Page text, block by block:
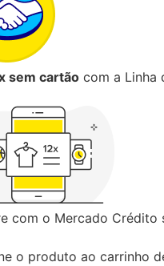
sem cartão com a Linha
com o Mercado Crédito
o produto ao carrinho